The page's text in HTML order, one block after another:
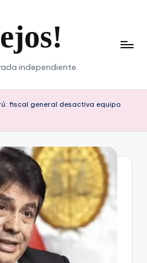
independiente.
fiscal general desactiva equipo